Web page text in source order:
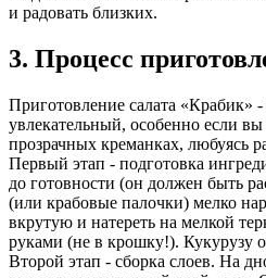
и радовать близких.
3. Процесс
Приготовление салата «Крабик»
увлекательный, особенно если вы
прозрачных креманках, любуясь
Первый этап - подготовка
до готовности (он должен быть
(или крабовые палочки) мелко
вкрутую и натереть на мелкой
руками (не в крошку!). Кукурузу
Второй этап - сборка слоев. На